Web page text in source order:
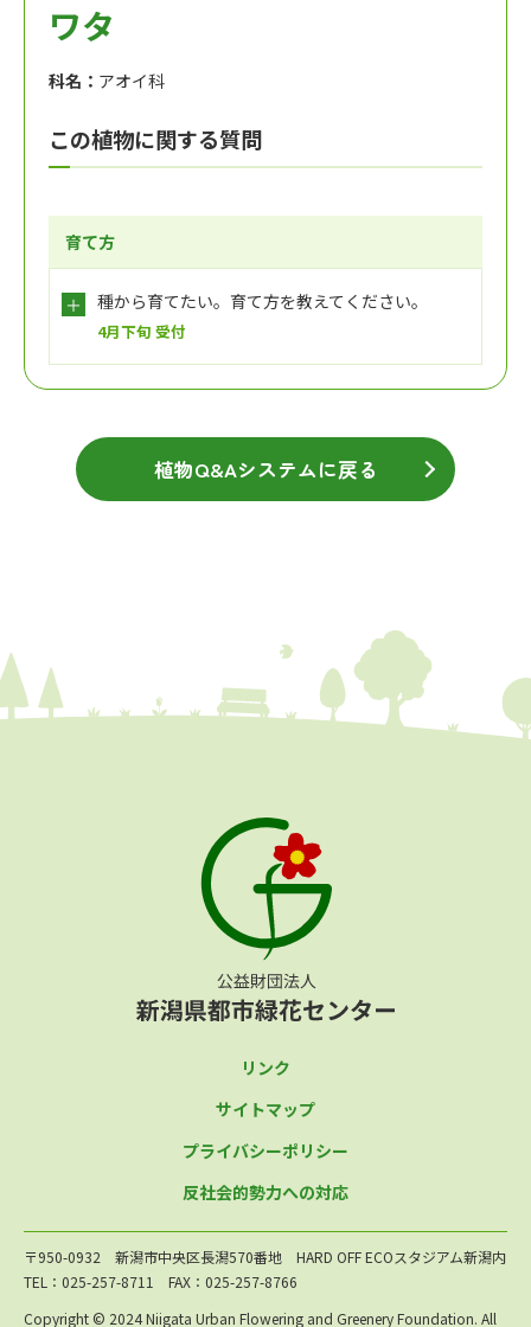
ワタ
科名： アオイ科
この植物に関する質問
育て方
種から育てたい。育て方を教えてください。
4月下旬 受付
植物Q&Aシステムに戻る
リンク
サイトマップ
プライバシーポリシー
反社会的勢力への対応
〒950-0932 新潟市中央区長潟570番地 HARD OFF ECOスタジアム新潟内
TEL：025-257-8711 FAX：025-257-8766
Copyright © 2024 Niigata Urban Flowering and Greenery Foundation. All